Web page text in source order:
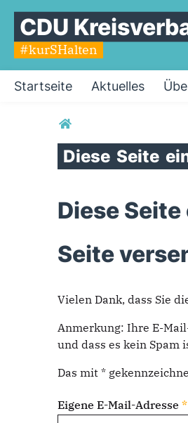
CDU
#kurSHalten
Startseite Aktuelles
Sie sind hier
Diese Seite
Diese
Seite
Vielen Dank, dass Sie
Anmerkung: Ihre E-
und dass es kein Spam
Das mit *
Eigene E-Mail-Adresse *